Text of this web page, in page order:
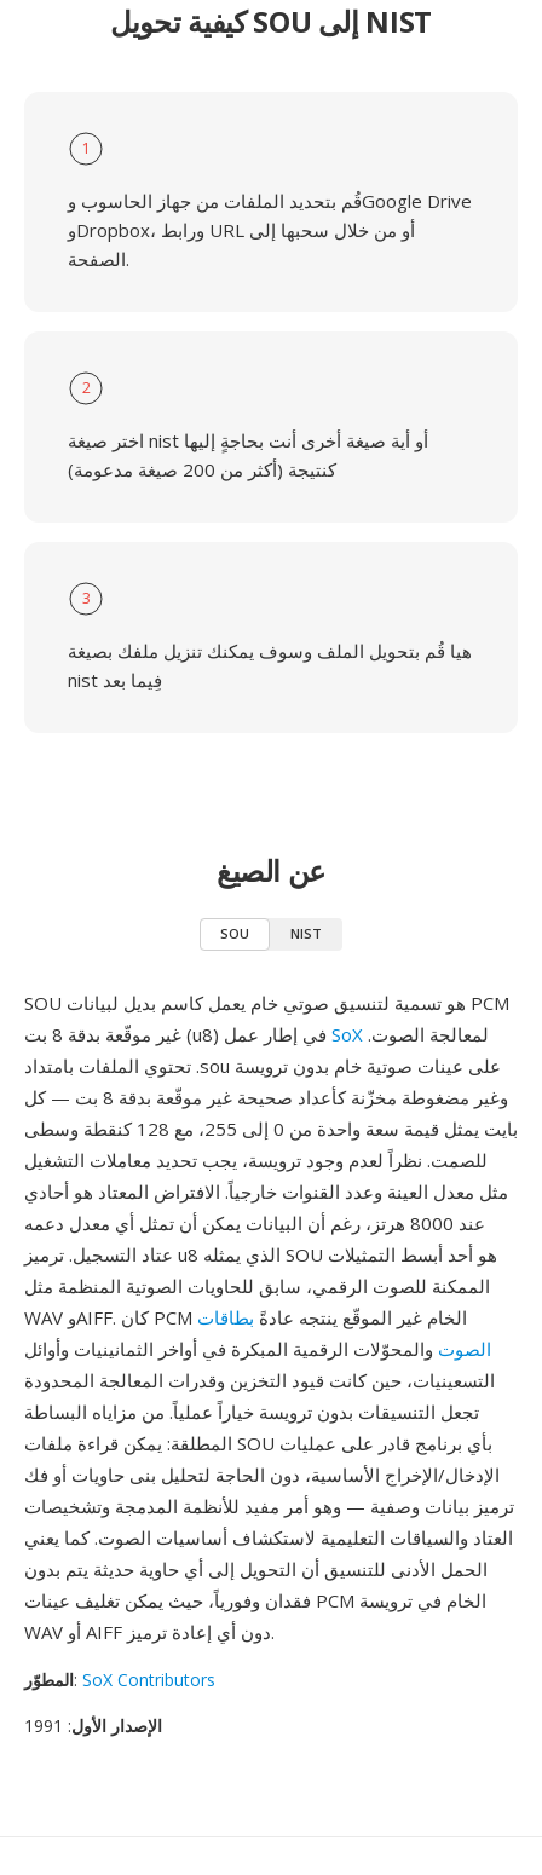
كيفية تحويل SOU إلى NIST
1
قُم بتحديد الملفات من جهاز الحاسوب وGoogle Drive
وDropbox، ورابط URL أو من خلال سحبها إلى
الصفحة.
2
اختر صيغة nist أو أية صيغة أخرى أنت بحاجةٍ إليها
كنتيجة (أكثر من 200 صيغة مدعومة)
3
هيا قُم بتحويل الملف وسوف يمكنك تنزيل ملفك بصيغة
nist فِيما بعد
عن الصيغ
SOU NIST
SOU هو تسمية لتنسيق صوتي خام يعمل كاسم بديل لبيانات PCM
SoX
تحتوي الملفات بامتداد .sou على عينات صوتية خام بدون ترويسة
وغير مضغوطة مخزّنة كأعداد صحيحة غير موقّعة بدقة 8 بت — كل
بايت يمثل قيمة سعة واحدة من 0 إلى 255، مع 128 كنقطة وسطى
للصمت. نظراً لعدم وجود ترويسة، يجب تحديد معاملات التشغيل
مثل معدل العينة وعدد القنوات خارجياً. الافتراض المعتاد هو أحادي
عند 8000 هرتز، رغم أن البيانات يمكن أن تمثل أي معدل دعمه
عتاد التسجيل. ترميز u8 الذي يمثله SOU هو أحد أبسط التمثيلات
الممكنة للصوت الرقمي، سابق للحاويات الصوتية المنظمة مثل
WAV وAIFF. كان PCM الخام غير الموقّع ينتجه عادةً بطاقات
الصوت والمحوّلات الرقمية المبكرة في أواخر الثمانينيات وأوائل
التسعينيات، حين كانت قيود التخزين وقدرات المعالجة المحدودة
تجعل التنسيقات بدون ترويسة خياراً عملياً. من مزاياه البساطة
المطلقة: يمكن قراءة ملفات SOU بأي برنامج قادر على عمليات
الإدخال/الإخراج الأساسية، دون الحاجة لتحليل بنى حاويات أو فك
ترميز بيانات وصفية — وهو أمر مفيد للأنظمة المدمجة وتشخيصات
العتاد والسياقات التعليمية لاستكشاف أساسيات الصوت. كما يعني
الحمل الأدنى للتنسيق أن التحويل إلى أي حاوية حديثة يتم بدون
فقدان وفورياً، حيث يمكن تغليف عينات PCM الخام في ترويسة
WAV أو AIFF دون أي إعادة ترميز.
المطوّر: SoX Contributors
الإصدار الأول: 1991